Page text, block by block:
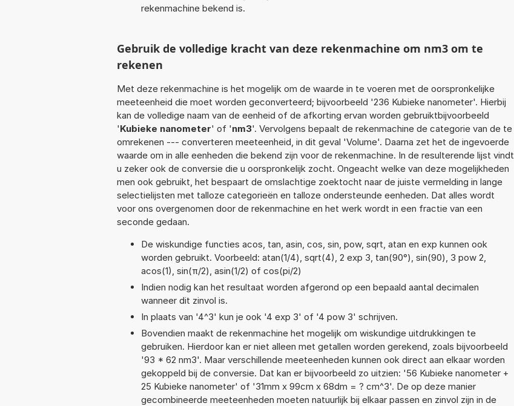
rekenmachine bekend is.
Gebruik de volledige kracht van deze rekenmachine om nm3 om te
rekenen
Met deze rekenmachine is het mogelijk om de waarde in te voeren met de oorspronkelijke
meeteenheid die moet worden geconverteerd; bijvoorbeeld '236 Kubieke nanometer'. Hierbij
kan de volledige naam van de eenheid of de afkorting ervan worden gebruiktbijvoorbeeld
'Kubieke nanometer' of 'nm3'. Vervolgens bepaalt de rekenmachine de categorie van de te
omrekenen --- converteren meeteenheid, in dit geval 'Volume'. Daarna zet het de ingevoerde
waarde om in alle eenheden die bekend zijn voor de rekenmachine. In de resulterende lijst vindt
u zeker ook de conversie die u oorspronkelijk zocht. Ongeacht welke van deze mogelijkheden
men ook gebruikt, het bespaart de omslachtige zoektocht naar de juiste vermelding in lange
selectielijsten met talloze categorieën en talloze ondersteunde eenheden. Dat alles wordt
voor ons overgenomen door de rekenmachine en het werk wordt in een fractie van een
seconde gedaan.
De wiskundige functies acos, tan, asin, cos, sin, pow, sqrt, atan en exp kunnen ook
worden gebruikt. Voorbeeld: atan(1/4), sqrt(4), 2 exp 3, tan(90°), sin(90), 3 pow 2,
acos(1), sin(π/2), asin(1/2) of cos(pi/2)
Indien nodig kan het resultaat worden afgerond op een bepaald aantal decimalen
wanneer dit zinvol is.
In plaats van '4^3' kun je ook '4 exp 3' of '4 pow 3' schrijven.
Bovendien maakt de rekenmachine het mogelijk om wiskundige uitdrukkingen te
gebruiken. Hierdoor kan er niet alleen met getallen worden gerekend, zoals bijvoorbeeld
'93 * 62 nm3'. Maar verschillende meeteenheden kunnen ook direct aan elkaar worden
gekoppeld bij de conversie. Dat kan er bijvoorbeeld zo uitzien: '56 Kubieke nanometer +
25 Kubieke nanometer' of '31mm x 99cm x 68dm = ? cm^3'. De op deze manier
gecombineerde meeteenheden moeten natuurlijk bij elkaar passen en zinvol zijn in de